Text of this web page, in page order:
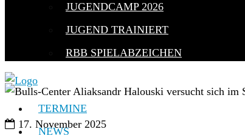
JUGENDCAMP 2026
JUGEND TRAINIERT
RBB SPIELABZEICHEN
TERMINE
NEWS
17. November 2025